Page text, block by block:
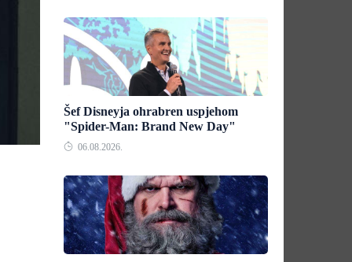
Šef Disneyja ohrabren uspjehom
"Spider-Man: Brand New Day"
06.08.2026.